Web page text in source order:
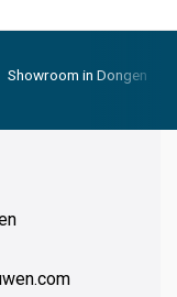
Showroom in Dongen